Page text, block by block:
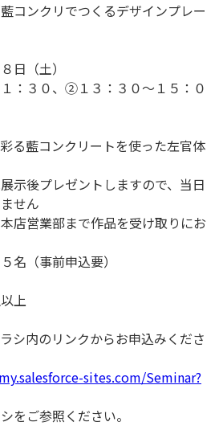
コンクリでつくるデザインプレー
（土）
３０、②１３：３０～１５：０
藍コンクリートを使った左官体
後プレゼントしますので、当日
せん
営業部まで作品を受け取りにお
名（事前申込要）
上
内のリンクからお申込みくださ
sites.com/Seminar?
ご参照ください。